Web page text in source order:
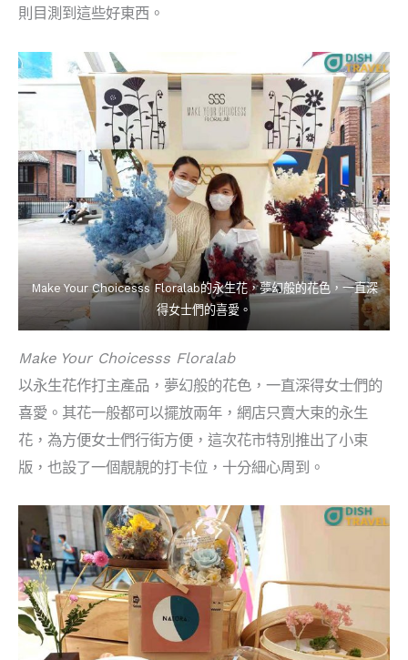
則目測到這些好東西。
Make Your Choicesss Floralab的永生花，夢幻般的花色，一直深
得女士們的喜愛。
Make Your Choicesss Floralab
以永生花作打主產品，夢幻般的花色，一直深得女士們的
喜愛。其花一般都可以擺放兩年，網店只賣大束的永生
花，為方便女士們行街方便，這次花市特別推出了小束
版，也設了一個靚靚的打卡位，十分細心周到。